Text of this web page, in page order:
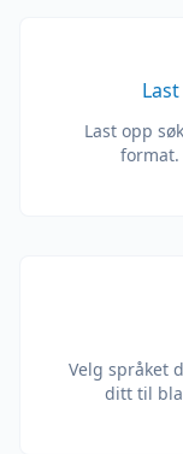
Last opp
format.
Velg språket
ditt til